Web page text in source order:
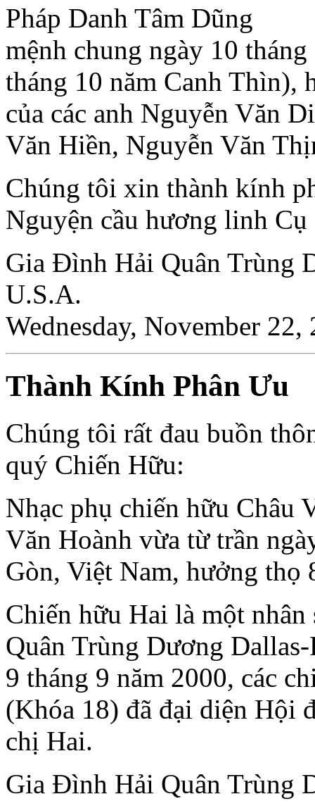
Pháp Danh Tâm Dũng
mệnh chung ngày 10
tháng 10 năm Canh Thìn),
của các anh Nguyễn Văn
Văn Hiền, Nguyễn Văn
Chúng tôi xin thành kính
Nguyện cầu hương linh Cụ
Gia Ðình Hải Quân Trùng
U.S.A.
Wednesday, November 22,
Thành Kính Phân Ưu
Chúng tôi rất đau buồn
quý Chiến Hữu:
Nhạc phụ chiến hữu Châu
Văn Hoành vừa từ trần
Gòn, Việt Nam, hưởng thọ
Chiến hữu Hai là một
Quân Trùng Dương
9 tháng 9 năm 2000, các
(Khóa 18) đã đại diện Hội
chị Hai.
Gia Ðình Hải Quân Trùng